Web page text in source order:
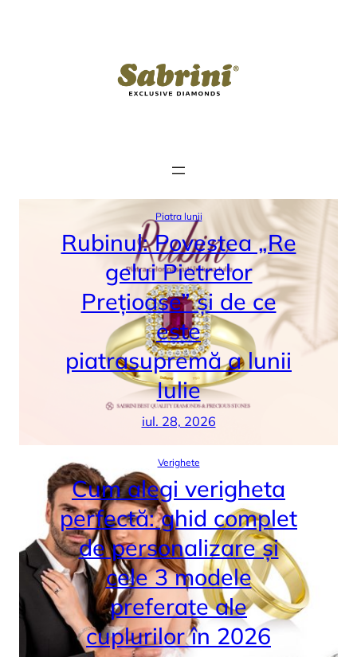
Piatra lunii
Rubinul: Povestea „Re
gelui Pietrelor
Prețioase” și de ce
este
piatrasupremă a lunii
Iulie
iul. 28, 2026
Verighete
Cum alegi verigheta
perfectă: ghid complet
de personalizare și
cele 3 modele
preferate ale
cuplurilor în 2026